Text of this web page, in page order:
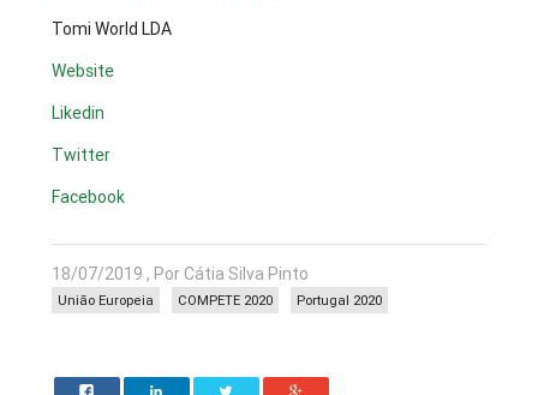
Tomi World LDA
Website
Likedin
Twitter
Facebook
18/07/2019 , Por Cátia Silva Pinto
Portugal 2020
COMPETE 2020
União Europeia